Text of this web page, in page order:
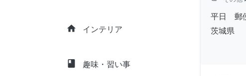
home インテリア
class 趣味・習い事
平日 郵
茨城県